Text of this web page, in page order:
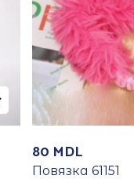
80 MDL
Повязка 61151